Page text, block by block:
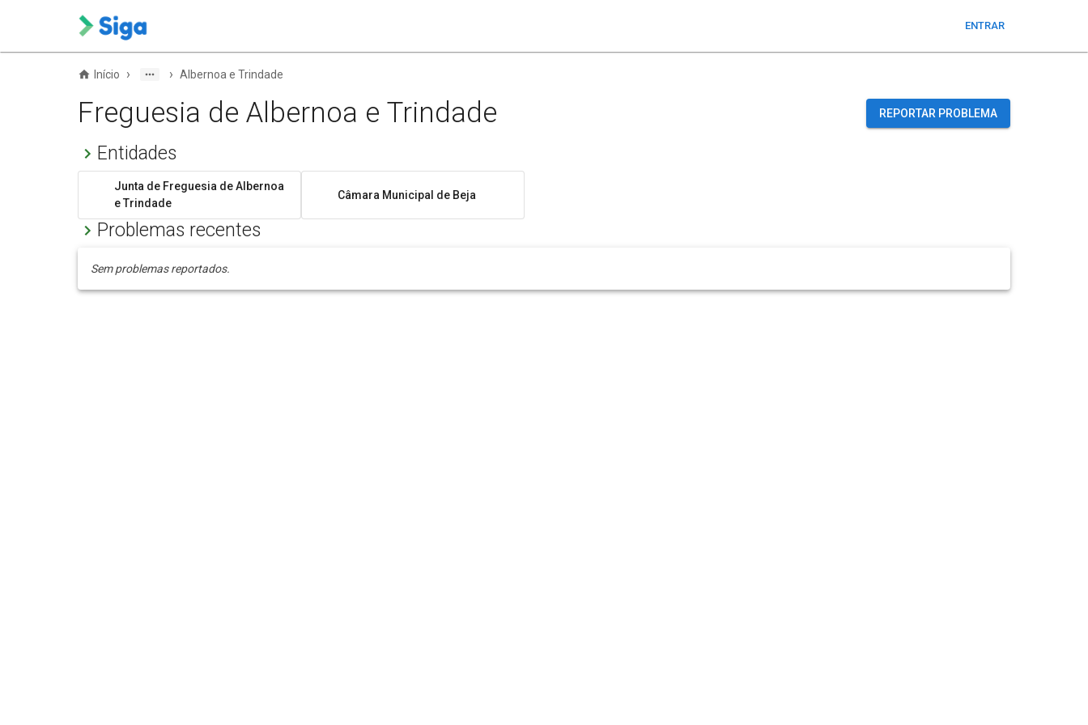
ENTRAR
Início › › Albernoa e Trindade
Freguesia de Albernoa e Trindade REPORTAR PROBLEMA
Entidades
Junta de Freguesia de Albernoa
e Trindade
Câmara Municipal de Beja
Problemas recentes
Sem problemas reportados.